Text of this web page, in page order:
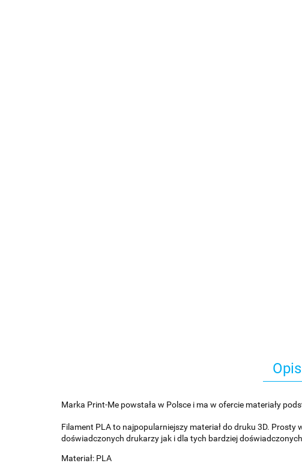
Opis
Marka Print-Me powstała w Polsce i ma w ofercie materiały
Filament PLA to najpopularniejszy materiał do druku 3D.
doświadczonych drukarzy jak i dla tych bardziej
Materiał: PLA